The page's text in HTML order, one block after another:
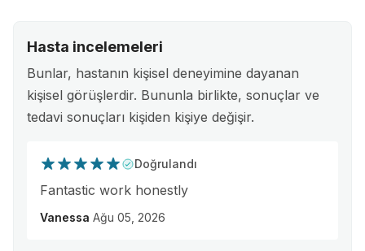
Hasta incelemeleri
Bunlar, hastanın kişisel deneyimine dayanan
kişisel görüşlerdir. Bununla birlikte, sonuçlar ve
tedavi sonuçları kişiden kişiye değişir.
Doğrulandı
Fantastic work honestly
Vanessa Ağu 05, 2026